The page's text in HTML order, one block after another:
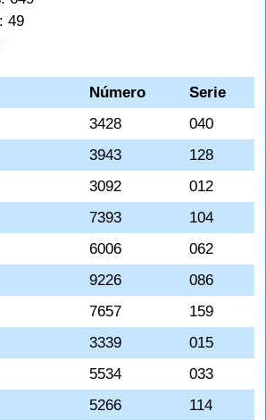
: 49
Número
Serie
3428
040
3943
128
3092
012
7393
104
6006
062
9226
086
7657
159
3339
015
5534
033
5266
114